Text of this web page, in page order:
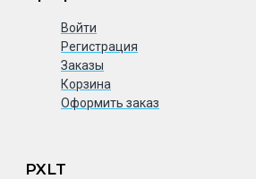
Войти
Регистрация
Заказы
Корзина
Оформить заказ
PXLT